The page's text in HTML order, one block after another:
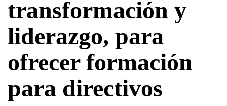
transformación y
liderazgo, para
ofrecer formación
para directivos